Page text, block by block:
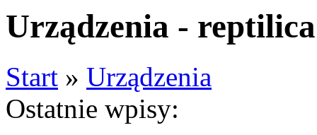
Urządzenia - reptilica
Start » Urządzenia
Ostatnie wpisy: